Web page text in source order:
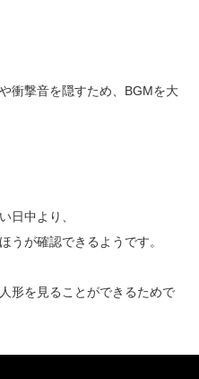
衝撃音を隠すため、BGMを大
日中より、
うが確認できるようです。
形を見ることができるためで